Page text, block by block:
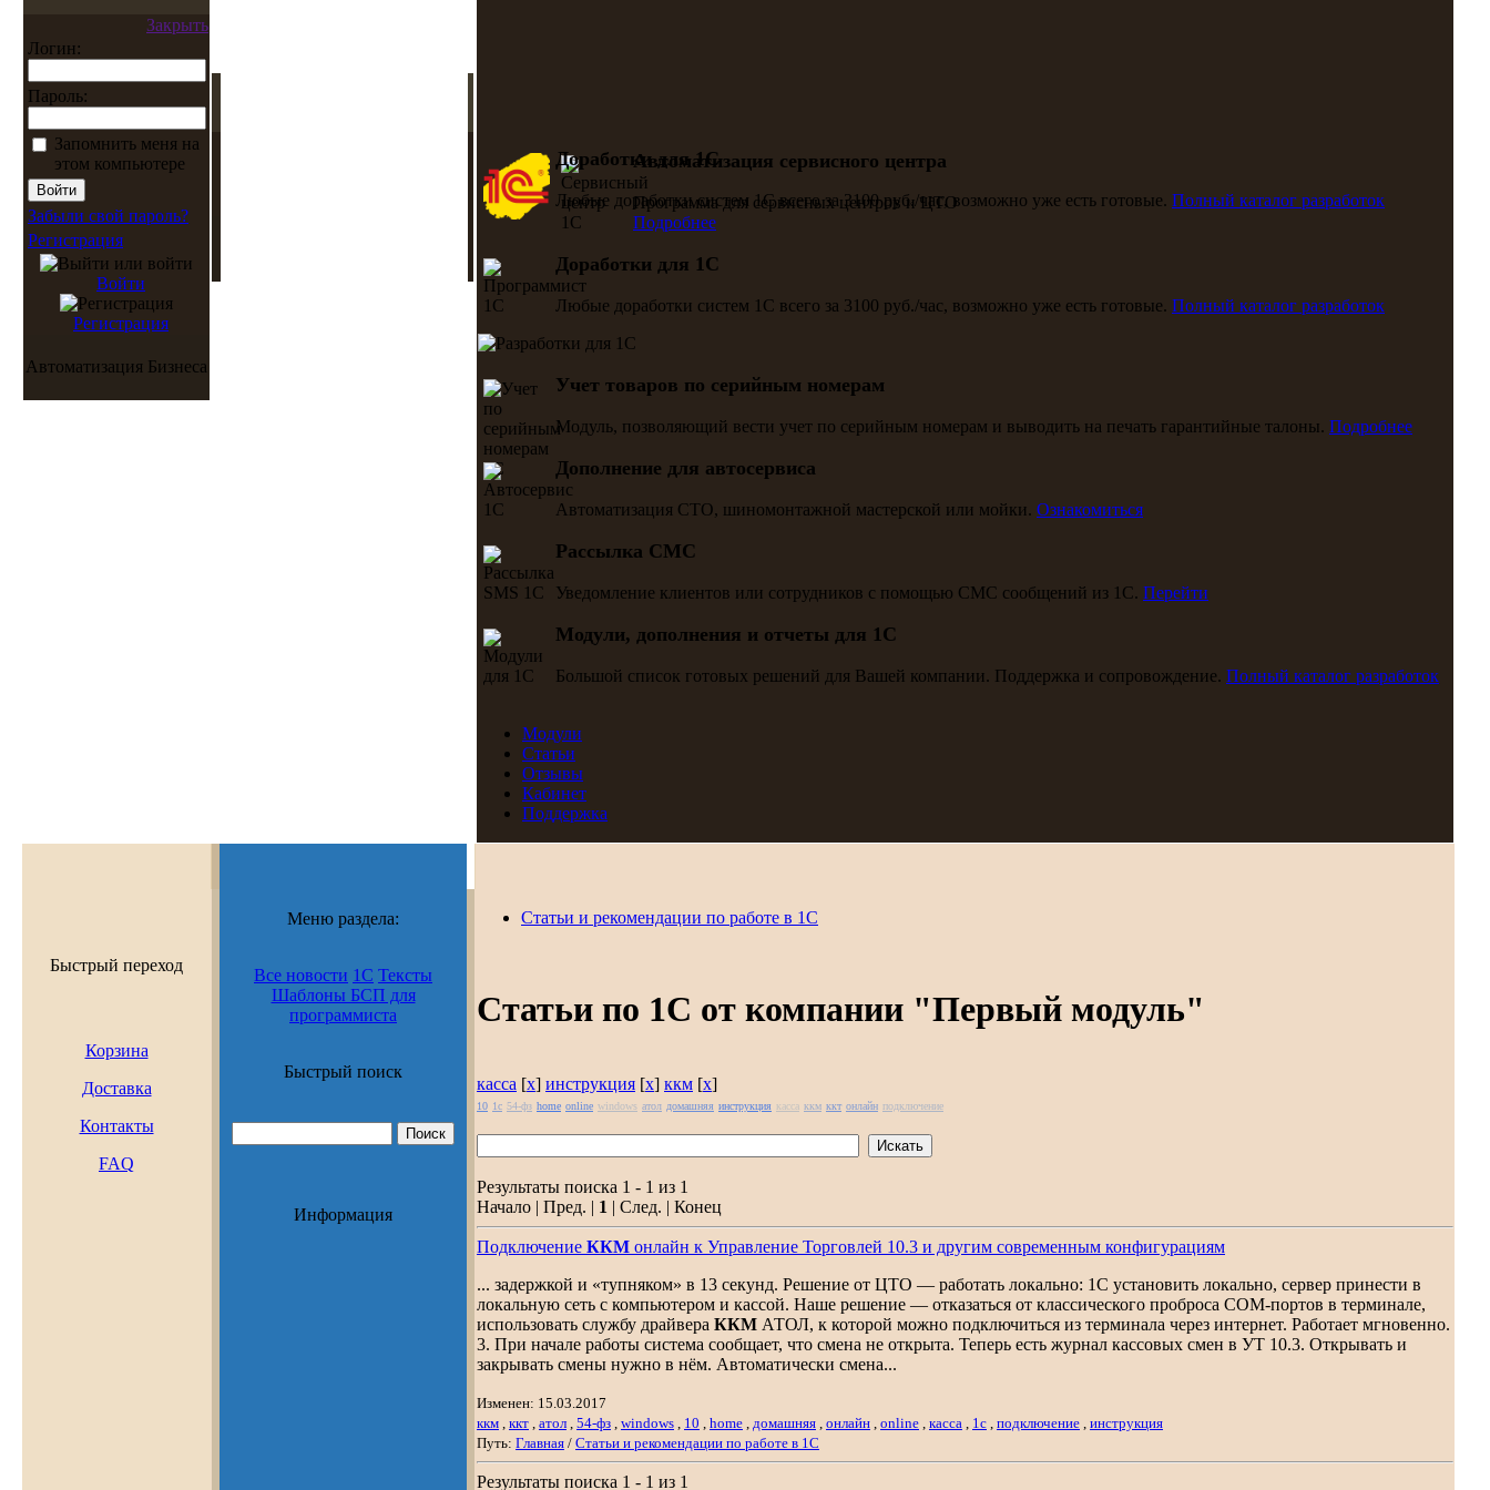
Закрыть
Логин:
Пароль:
Запомнить меня на
этом компьютере
Забыли свой пароль?
Регистрация
Войти
Регистрация
Автоматизация Бизнеса
Доработки для 1С
Любые доработки систем 1С всего за 3100 руб./час, возможно уже есть готовые. Полный каталог разработок
Автоматизация сервисного центра
Программа для сервисных центров и ЦТО
Подробнее
Доработки для 1С
Любые доработки систем 1С всего за 3100 руб./час, возможно уже есть готовые. Полный каталог разработок
Учет товаров по серийным номерам
Модуль, позволяющий вести учет по серийным номерам и выводить на печать гарантийные талоны. Подробнее
Дополнение для автосервиса
Автоматизация СТО, шиномонтажной мастерской или мойки. Ознакомиться
Рассылка СМС
Уведомление клиентов или сотрудников с помощью СМС сообщений из 1С. Перейти
Модули, дополнения и отчеты для 1С
Большой список готовых решений для Вашей компании. Поддержка и сопровождение. Полный каталог разработок
Модули
Статьи
Отзывы
Кабинет
Поддержка
Быстрый переход
Корзина
Доставка
Контакты
FAQ
Меню раздела:
Все новости 1С Тексты
Шаблоны БСП для
программиста
Быстрый поиск
Информация
Статьи и рекомендации по работе в 1С
Статьи по 1С от компании "Первый модуль"
касса [x] инструкция [x] ккм [x]
10 1с 54-фз home online windows атол домашняя инструкция касса ккм ккт онлайн подключение
Результаты поиска 1 - 1 из 1
Начало | Пред. | 1 | След. | Конец
Подключение ККМ онлайн к Управление Торговлей 10.3 и другим современным конфигурациям
... задержкой и «тупняком» в 13 секунд. Решение от ЦТО — работать локально: 1С установить локально, сервер принести в
локальную сеть с компьютером и кассой. Наше решение — отказаться от классического проброса COM-портов в терминале,
использовать службу драйвера ККМ АТОЛ, к которой можно подключиться из терминала через интернет. Работает мгновенно.
3. При начале работы система сообщает, что смена не открыта. Теперь есть журнал кассовых смен в УТ 10.3. Открывать и
закрывать смены нужно в нём. Автоматически смена...
Изменен: 15.03.2017
ккм ккт атол 54-фз windows 10 home домашняя онлайн online касса 1с подключение инструкция
Путь: Главная / Статьи и рекомендации по работе в 1С
Результаты поиска 1 - 1 из 1